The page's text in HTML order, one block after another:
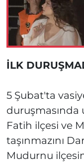
İLK
5 Şubat'ta
duruşmasında
Fatih ilçesi ve
taşınmazını
Mudurnu